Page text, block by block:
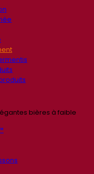
bières à faible